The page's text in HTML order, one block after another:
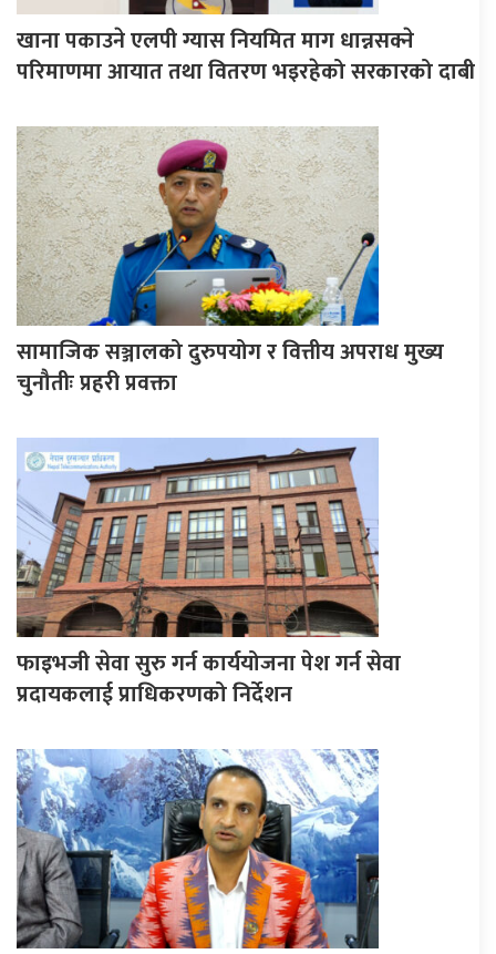
खाना पकाउने एलपी ग्यास नियमित माग धान्नसक्ने
परिमाणमा आयात तथा वितरण भइरहेको सरकारको दाबी
सामाजिक सञ्जालको दुरुपयोग र वित्तीय अपराध मुख्य
चुनौतीः प्रहरी प्रवक्ता
फाइभजी सेवा सुरु गर्न कार्ययोजना पेश गर्न सेवा
प्रदायकलाई प्राधिकरणको निर्देशन